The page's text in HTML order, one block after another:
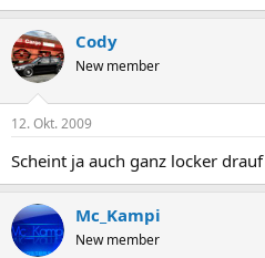
Cody
New member
12. Okt. 2009
Scheint ja auch ganz locker
Mc_Kampi
New member